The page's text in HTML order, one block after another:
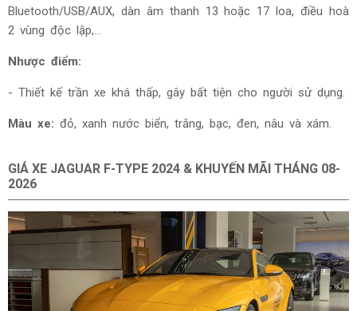
Bluetooth/USB/AUX, dàn âm thanh 13 hoặc 17 loa, điều hoà
2 vùng độc lập,...
Nhược điểm:
- Thiết kế trần xe khá thấp, gây bất tiện cho người sử dụng.
Màu xe: đỏ, xanh nước biển, trắng, bạc, đen, nâu và xám.
GIÁ XE JAGUAR F-TYPE 2024 & KHUYẾN MÃI THÁNG 08-
2026